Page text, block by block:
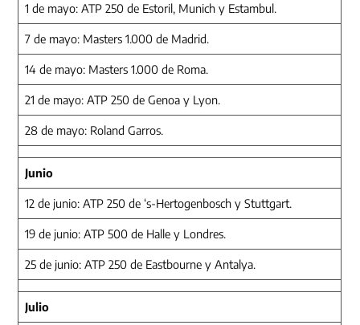
1 de mayo: ATP 250 de Estoril, Munich y Estambul.
7 de mayo: Masters 1.000 de Madrid.
14 de mayo: Masters 1.000 de Roma.
21 de mayo: ATP 250 de Genoa y Lyon.
28 de mayo: Roland Garros.
Junio
12 de junio: ATP 250 de ‘s-Hertogenbosch y Stuttgart.
19 de junio: ATP 500 de Halle y Londres.
25 de junio: ATP 250 de Eastbourne y Antalya.
Julio